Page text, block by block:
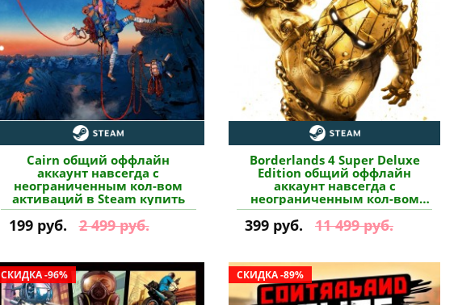
Cairn общий оффлайн
аккаунт навсегда с
неограниченным кол-вом
активаций в Steam купить
199 руб. 2 499 руб.
Borderlands 4 Super Deluxe
Edition общий оффлайн
аккаунт навсегда с
неограниченным кол-вом
активаций в Steam купить
399 руб. 11 499 руб.
СКИДКА -96% СКИДКА -89%